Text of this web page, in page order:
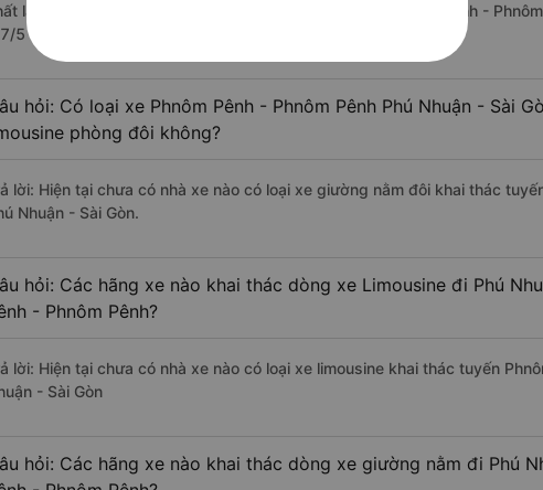
là nhà xe Phương Heng đi Phú Nhuận - Sài Gòn từ Phnôm Pênh -
5 dựa trên 201 đánh giá của khách hàng).
hỏi: Có loại xe Phnôm Pênh - Phnôm Pênh Phú Nhuận - Sài
phòng đôi không?
lời: Hiện tại chưa có nhà xe nào có loại xe giường nằm đôi khai thác
Nhuận - Sài Gòn.
hỏi: Các hãng xe nào khai thác dòng xe Limousine đi Phú
- Phnôm Pênh?
lời: Hiện tại chưa có nhà xe nào có loại xe limousine khai thác tuyến
- Sài Gòn
hỏi: Các hãng xe nào khai thác dòng xe giường nằm đi Phú